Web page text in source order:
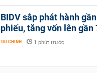
BIDV sắp phát hành
phiếu, tăng vốn lên gần
TÀI CHÍNH - 1 phút trước